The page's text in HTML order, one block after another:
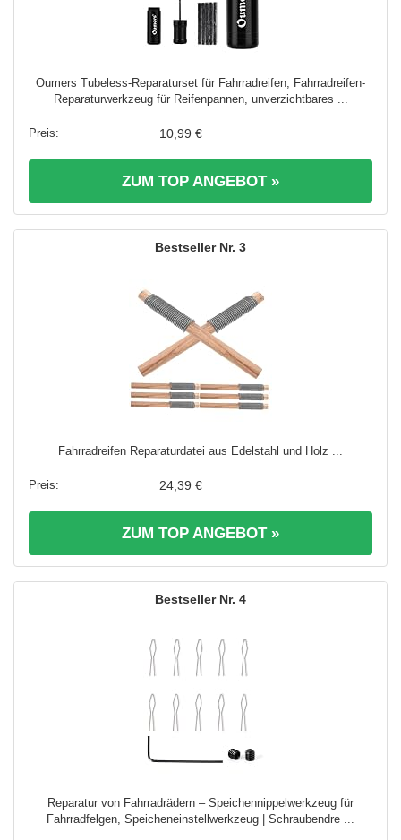
Oumers Tubeless-Reparaturset für Fahrradreifen, Fahrradreifen-
Reparaturwerkzeug für Reifenpannen, unverzichtbares ...
10,99 €
ZUM TOP ANGEBOT »
3
Fahrradreifen Reparaturdatei aus Edelstahl und Holz ...
24,39 €
ZUM TOP ANGEBOT »
4
Reparatur von Fahrradrädern – Speichennippelwerkzeug für
Fahrradfelgen, Speicheneinstellwerkzeug | Schraubendre ...